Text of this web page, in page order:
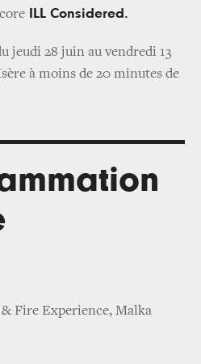
ILL Considered.
jeudi 28 juin au vendredi 13
à moins de 20 minutes de
Fire Experience, Malka